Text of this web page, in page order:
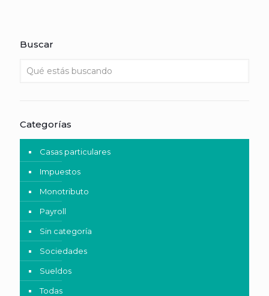
Buscar
Categorías
Casas particulares
Impuestos
Monotributo
Payroll
Sin categoría
Sociedades
Sueldos
Todas